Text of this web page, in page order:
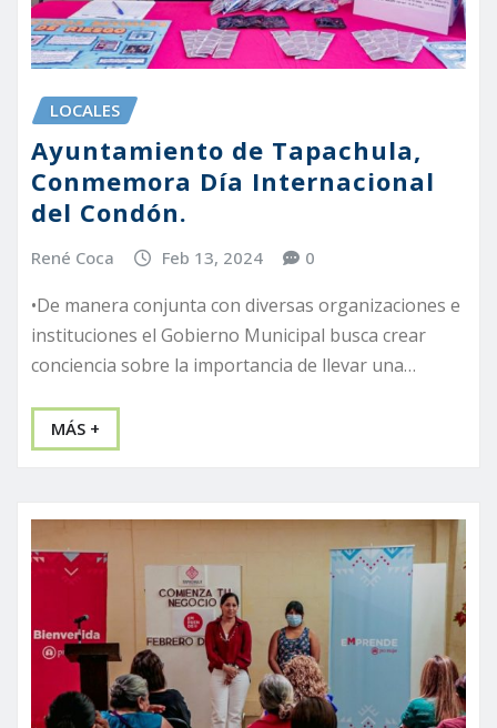
LOCALES
Ayuntamiento de Tapachula,
Conmemora Día Internacional
del Condón.
René Coca Feb 13, 2024 0
•De manera conjunta con diversas organizaciones e
instituciones el Gobierno Municipal busca crear
conciencia sobre la importancia de llevar una…
MÁS +